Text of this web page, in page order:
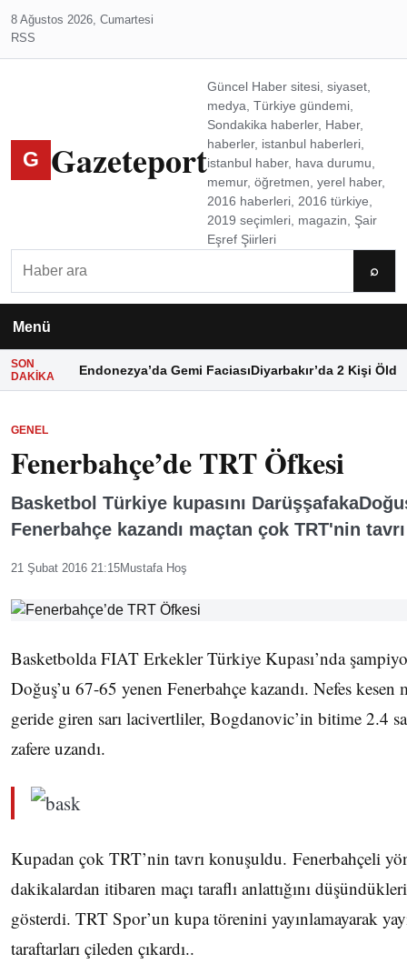
8 Ağustos 2026, Cumartesi
RSS
G Gazeteport
Güncel Haber sitesi, siyaset,
medya, Türkiye gündemi,
Sondakika haberler, Haber,
haberler, istanbul haberleri,
istanbul haber, hava durumu,
memur, öğretmen, yerel haber,
2016 haberleri, 2016 türkiye,
2019 seçimleri, magazin, Şair
Eşref Şiirleri
⌕
Menü
SON
DAKIKA
Endonezya’da Gemi FaciasıDiyarbakır’da 2 Kişi Öldü
GENEL
Fenerbahçe’de TRT Öfkesi
Basketbol Türkiye kupasını
Fenerbahçe kazandı maçtan çok TRT'nin
21 Şubat 2016 21:15Mustafa Hoş
Basketbolda FIAT Erkekler Türkiye Kupası’nda
Doğuş’u 67-65 yenen Fenerbahçe kazandı. Nefes kesen
geride giren sarı lacivertliler, Bogdanovic’in bitime 2.4
zafere uzandı.
Kupadan çok TRT’nin tavrı konuşuldu. Fenerbahçeli
dakikalardan itibaren maçı taraflı anlattığını
gösterdi. TRT Spor’un kupa törenini yayınlamayarak
taraftarları çileden çıkardı..